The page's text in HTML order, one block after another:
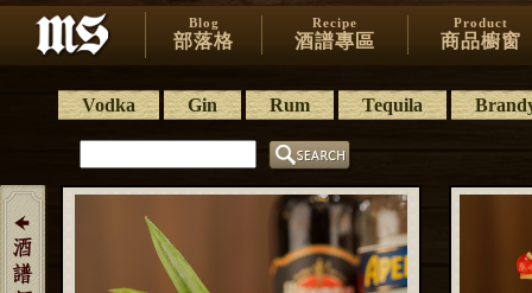
Blog
部落格
Recipe
酒譜專區
Product
商品櫥窗
Vodka Gin Rum Tequila